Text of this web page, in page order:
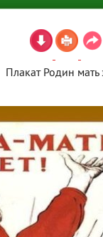
Плакат Родин мать